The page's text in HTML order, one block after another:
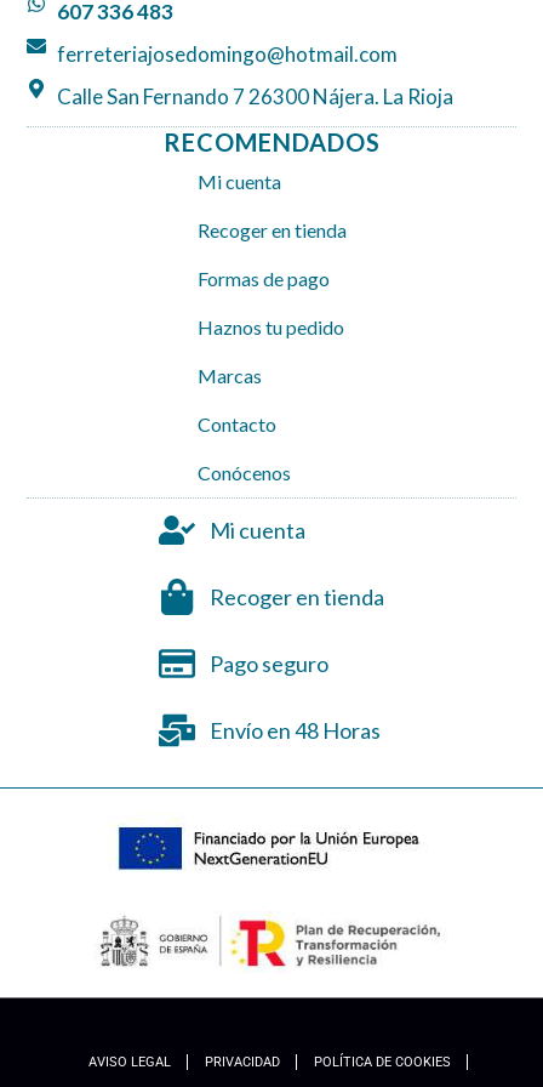
607 336 483
ferreteriajosedomingo@hotmail.com
Calle San Fernando 7 26300 Nájera. La Rioja
RECOMENDADOS
Mi cuenta
Recoger en tienda
Formas de pago
Haznos tu pedido
Marcas
Contacto
Conócenos
Mi cuenta
Recoger en tienda
Pago seguro
Envío en 48 Horas
AVISO LEGAL PRIVACIDAD POLÍTICA DE COOKIES